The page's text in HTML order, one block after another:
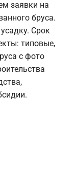
заявки на
бруса.
Срок
типовые,
с фото